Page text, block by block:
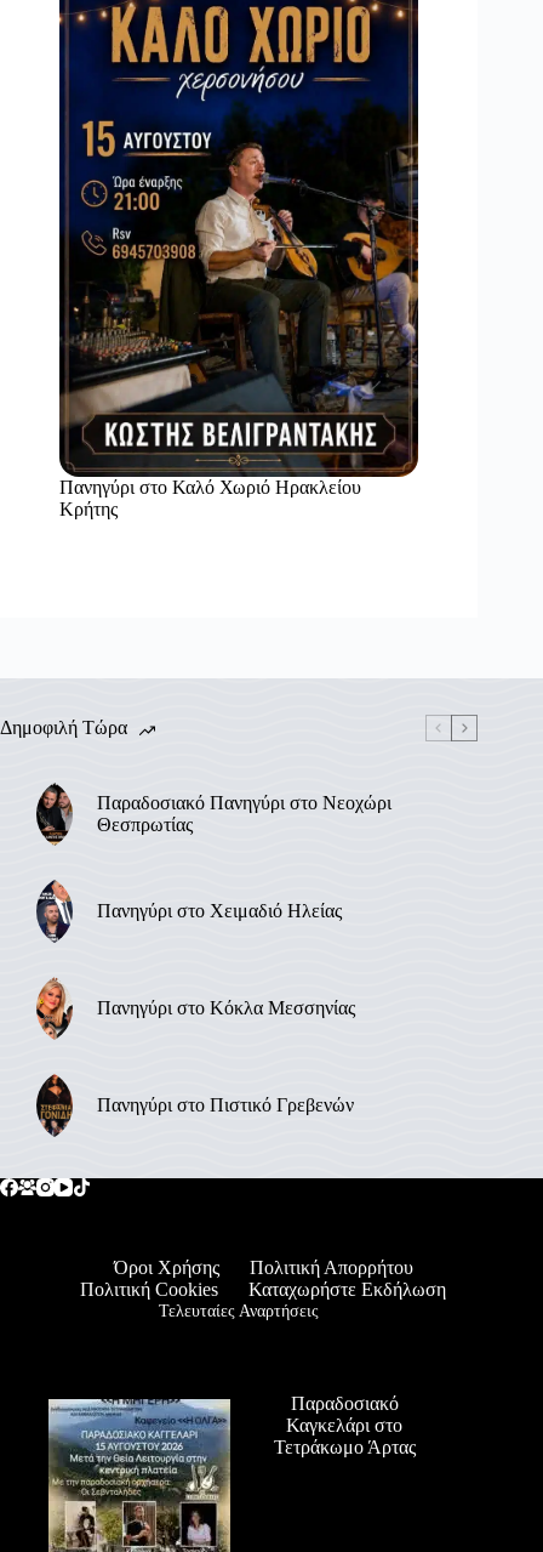
Πανηγύρι στο Καλό Χωριό Ηρακλείου
Κρήτης
Δημοφιλή Τώρα
Παραδοσιακό Πανηγύρι στο Νεοχώρι
Θεσπρωτίας
Πανηγύρι στο Χειμαδιό Ηλείας
Πανηγύρι στο Κόκλα Μεσσηνίας
Πανηγύρι στο Πιστικό Γρεβενών
Όροι Χρήσης
Πολιτική Απορρήτου
Πολιτική Cookies
Καταχωρήστε Εκδήλωση
Τελευταίες Αναρτήσεις
Παραδοσιακό
Καγκελάρι στο
Τετράκωμο Άρτας